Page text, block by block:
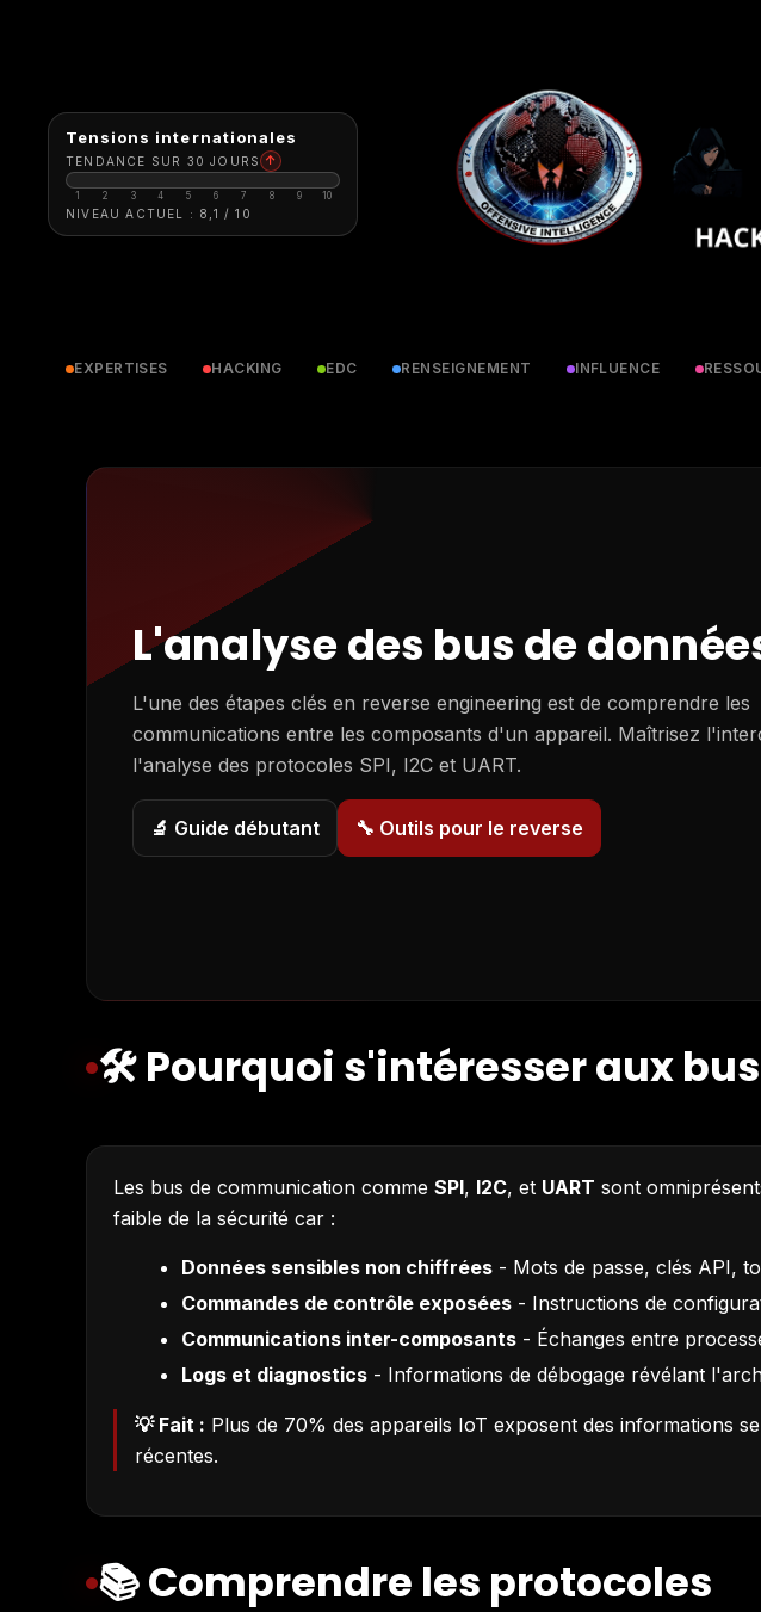
Tensions internationales
TENDANCE SUR 30 JOURS ↑
1 2 3 4 5 6 7 8 9 10
NIVEAU ACTUEL : 8,1 / 10
L'influence au service de la souveraineté
LA PROVENCE
Fuites de données : une recrudescence constatée aussi en Provence,
des entreprises pas toujours conscientes du danger
LIRE L'ARTICLE ↗
Double authentification, méfiance absolue : 5 conseils d'experts pour
VAUCLUSE ENTREPRISES
Voltesecurity by Thucy, en pointe sur la cybersécurité
EXPERTISES HACKING EDC RENSEIGNEMENT INFLUENCE
L'analyse des bus de
L'une des étapes clés en reverse engineering est de comprendre les
communications entre les composants d'un appareil. Maîtrisez
l'analyse des protocoles SPI, I2C et UART.
🔬 Guide débutant 🔧 Outils pour le reverse
🛠️ Pourquoi s'intéresser aux
Les bus de communication comme SPI, I2C, et UART sont
faible de la sécurité car :
Données sensibles non chiffrées - Mots de passe, clés API,
Commandes de contrôle exposées - Instructions de
Communications inter-composants - Échanges entre
Logs et diagnostics - Informations de débogage révélant
💡 Fait : Plus de 70% des appareils IoT exposent des informations
récentes.
📚 Comprendre les protocoles